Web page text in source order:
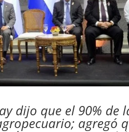
dijo que el 90% de
agregó